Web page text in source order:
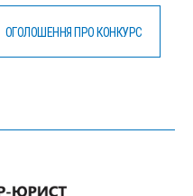
ОГОЛОШЕННЯ ПРО КОНКУРС